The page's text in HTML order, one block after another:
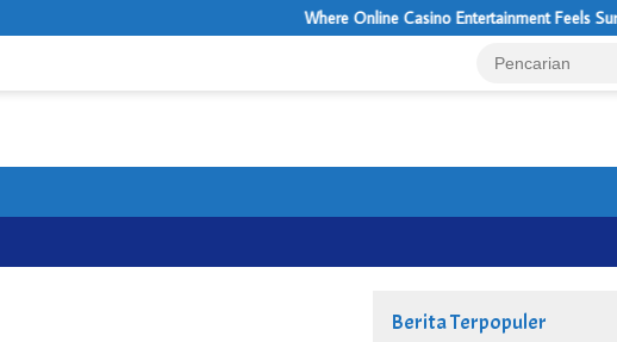
Where Online Casino Entertainment Feels
Berita Terpopuler